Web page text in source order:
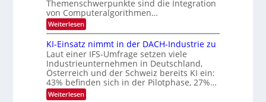
d
B
i
d
v
e
r
a
k
t
s
m
e
l
d
e
t
s
t
a
r
k
Themenschwerpunkte sind die Integration
von Computeralgorithmen…
Weiterlesen:
8
9
.
W
E
-
H
e
KI-Einsatz nimmt in der DACH-Industrie zu
Laut einer IFS-Umfrage setzen viele
Industrieunternehmen in Deutschland,
Österreich und der Schweiz bereits KI ein:
43% befinden sich in der Pilotphase, 27%…
Weiterlesen: